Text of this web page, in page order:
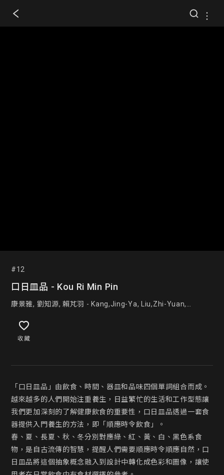
#12
口日皿品 - Kou Ri Min Pin
康景雅, 劉知源, 賴芃羽 - Kang,Jing-Ya, Liu,Zhi-Yuan,
收藏
「口日皿品」由飲食、時間、器皿和品味四個單詞組合而成。
越來越多的人們開始注重養生，日益繁忙的生活和工作型態讓
我們更加深刻的了解健康飲食的重要性，口日皿品透過一套食
器提供入門養生的方法，即「順應時令飲食」。
春、夏、長夏、秋、冬分別對應綠、紅、黃、白、黑色系食
物，是自古流傳的智慧，提醒人們需要順應時令順應自然，口
日皿品將這個抽象概念融入到設計中轉化成色彩和圖像，讓使